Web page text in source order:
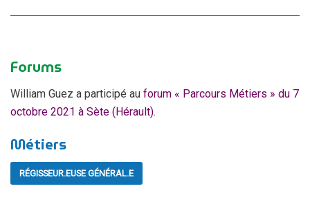
Forums
William Guez a participé au forum « Parcours Métiers » du 7
octobre 2021 à Sète (Hérault).
Métiers
RÉGISSEUR.EUSE GÉNÉRAL.E